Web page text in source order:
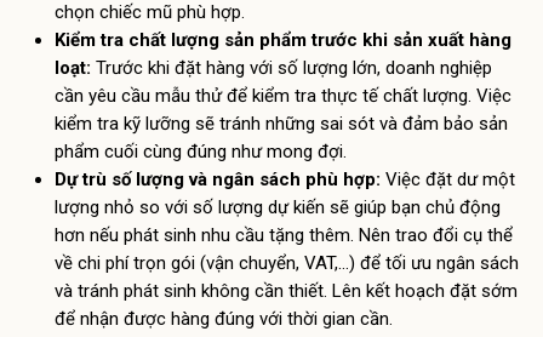
chọn chiếc mũ phù hợp.
Kiểm tra chất lượng sản phẩm trước khi sản xuất hàng
loạt: Trước khi đặt hàng với số lượng lớn, doanh nghiệp
cần yêu cầu mẫu thử để kiểm tra thực tế chất lượng. Việc
kiểm tra kỹ lưỡng sẽ tránh những sai sót và đảm bảo sản
phẩm cuối cùng đúng như mong đợi.
Dự trù số lượng và ngân sách phù hợp: Việc đặt dư một
lượng nhỏ so với số lượng dự kiến sẽ giúp bạn chủ động
hơn nếu phát sinh nhu cầu tặng thêm. Nên trao đổi cụ thể
về chi phí trọn gói (vận chuyển, VAT,…) để tối ưu ngân sách
và tránh phát sinh không cần thiết. Lên kết hoạch đặt sớm
để nhận được hàng đúng với thời gian cần.